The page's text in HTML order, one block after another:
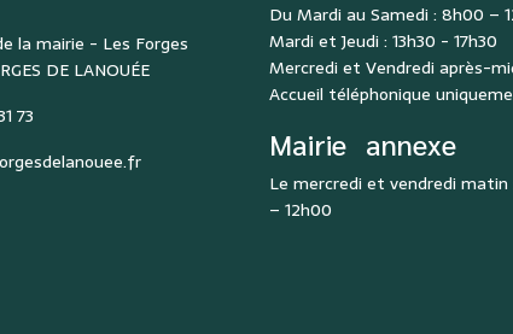
la mairie - Les Forges
DE LANOUÉE
73
Du Mardi au Samedi : 8h00 –
Mardi et Jeudi : 13h30 - 17h30
Mercredi et Vendredi après-
Accueil téléphonique
Mairie annexe
Le mercredi et vendredi
– 12h00